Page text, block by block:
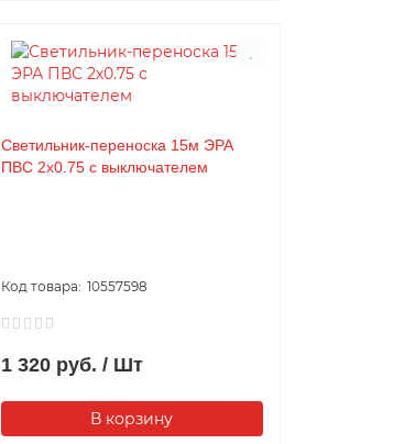
Светильник-переноска 15м ЭРА
ПВС 2х0.75 с выключателем
10557598
1 320 руб. / Шт
В корзину